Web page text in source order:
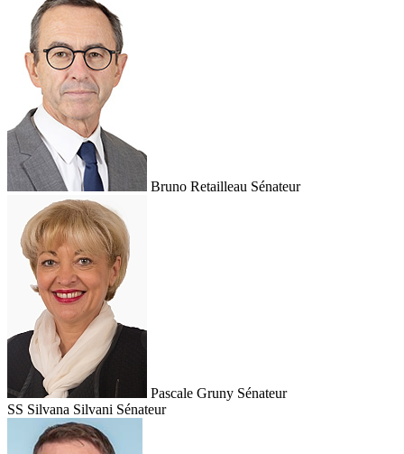
Bruno Retailleau Sénateur
Pascale Gruny Sénateur
SS Silvana Silvani Sénateur